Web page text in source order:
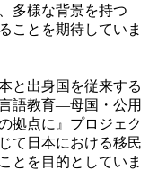
多様な背景を持つ
ことを期待していま
と出身国を従来する
語教育―母国・公用
拠点に』プロジェク
て日本における移民
とを目的としていま